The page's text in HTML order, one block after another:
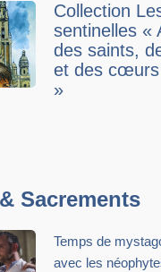
Collection
sentinelles «
des saints,
et des cœurs
»
& Sacrements
Temps de
avec les